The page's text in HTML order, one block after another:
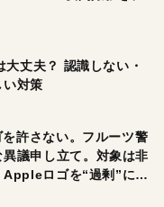
丈夫？ 認識しない・
い対策
許さない。フルーツ警
議申し立て。対象は非
ロゴを“過剰”に守